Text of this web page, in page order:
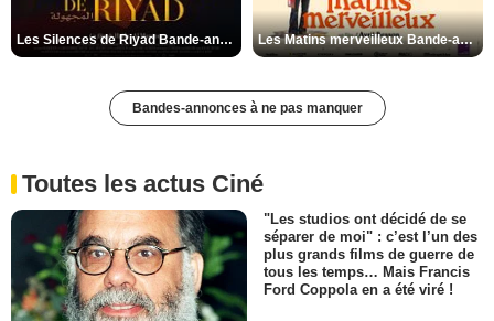
Les Silences de Riyad Bande-annonce VO STFR Les Matins merveilleux Bande-annonce VF
Bandes-annonces à ne pas manquer
Toutes les actus Ciné
"Les studios ont décidé de se
séparer de moi" : c’est l’un des
plus grands films de guerre de
tous les temps… Mais Francis
Ford Coppola en a été viré !